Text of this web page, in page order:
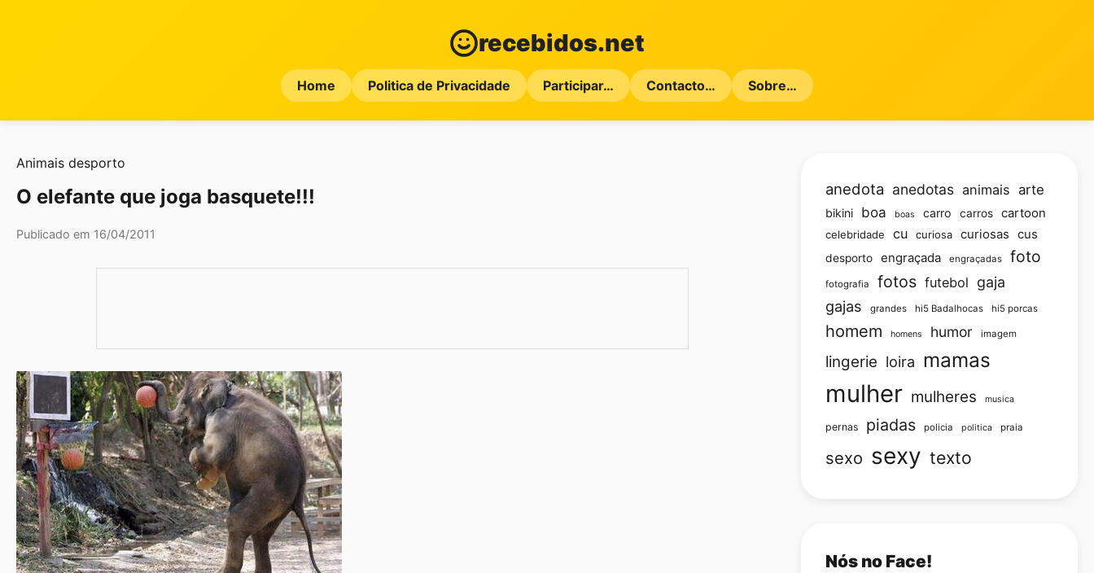
recebidos.net
Home Politica de Privacidade Participar… Contacto… Sobre…
Animais desporto
O elefante que joga basquete!!!
Publicado em 16/04/2011
anedota anedotas animais arte
bikini boa boas carro carros cartoon
celebridade cu curiosa curiosas cus
desporto engraçada engraçadas foto
fotografia fotos futebol gaja
gajas grandes hi5 Badalhocas hi5 porcas
homem homens humor imagem
lingerie loira mamas
mulher mulheres musica
pernas piadas policia politica praia
sexo sexy texto
Nós no Face!